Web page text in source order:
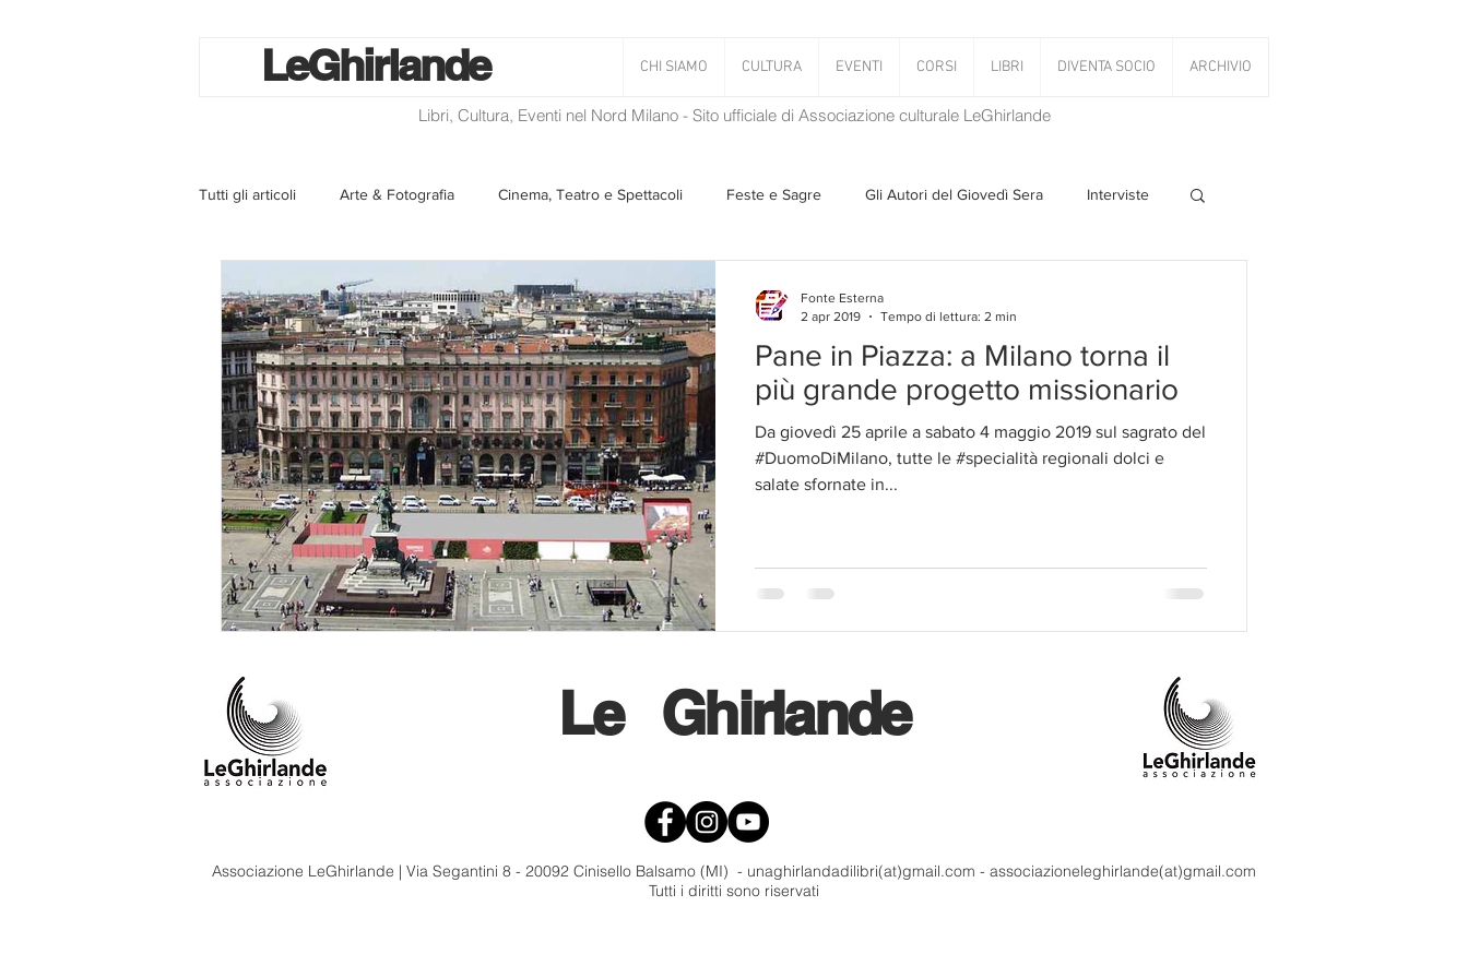
CHI SIAMO CULTURA EVENTI CORSI LIBRI DIVENTA SOCIO ARCHIVIO
LeGhirlande
Libri, Cultura, Eventi nel Nord Milano - Sito ufficiale di Associazione culturale LeGhirlande
Tutti gli articoli Arte & Fotografia Cinema, Teatro e Spettacoli Feste e Sagre Gli Autori del Giovedì Sera Interviste
La lotteria degli scontrini Musica
Eventi ed iniziative Utilità Il Blog di Mirabilis Salvaguardia dell'ambiente Ambiente PanettoniAMOCi
Homepage Progetti CiniZEN
Pane in Piazza: a Milano torna il
più grande progetto missionario
Da giovedì 25 aprile a sabato 4 maggio 2019 sul sagrato del
#DuomoDiMilano, tutte le #specialità regionali dolci e
salate sfornate in...
Fonte Esterna
2 apr 2019
Tempo di lettura: 2 min
Le Ghirlande
Associazione LeGhirlande | Via Segantini 8 - 20092 Cinisello Balsamo (MI) - unaghirlandadilibri(at)gmail.com - associazioneleghirlande(at)gmail.com
Tutti i diritti sono riservati